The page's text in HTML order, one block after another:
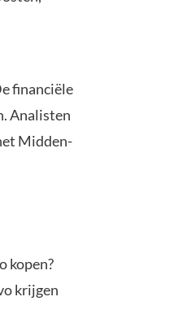
financiële
Analisten
Midden-
kopen?
krijgen